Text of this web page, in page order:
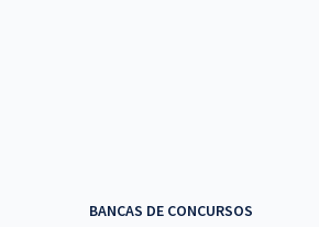
BANCAS DE CONCURSOS